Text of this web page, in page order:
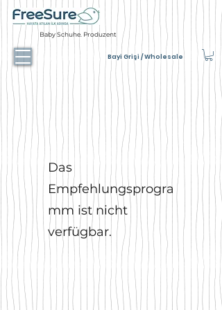
Baby Schuhe. Produzent
Bayi Grişi / Wholesale
Das
Empfehlungsprogra
mm ist nicht
verfügbar.